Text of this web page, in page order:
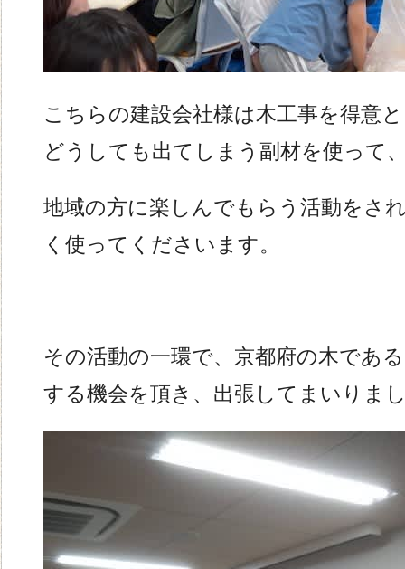
こちらの建設会社様は木工事を得意
どうしても出てしまう副材を使って
地域の方に楽しんでもらう活動をさ
く使ってくださいます。
その活動の一環で、京都府の木であ
する機会を頂き、出張してまいりま